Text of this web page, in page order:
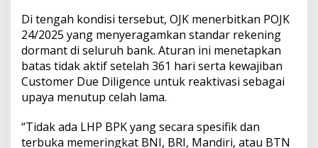
P
i
u
K
e
k
h
a
Di tengah kondisi tersebut, OJK menerbitkan POJK
24/2025 yang menyeragamkan standar rekening
dormant di seluruh bank. Aturan ini menetapkan
batas tidak aktif setelah 361 hari serta kewajiban
Customer Due Diligence untuk reaktivasi sebagai
upaya menutup celah lama.
“Tidak ada LHP BPK yang secara spesifik dan
terbuka memeringkat BNI, BRI, Mandiri, atau BTN